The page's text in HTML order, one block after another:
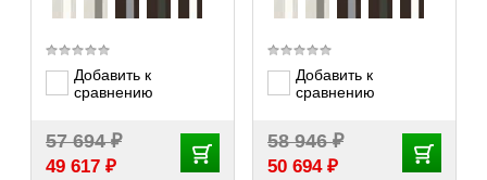
Добавить к
сравнению
57 694₽
49 617 ₽
Добавить к
сравнению
58 946₽
50 694 ₽